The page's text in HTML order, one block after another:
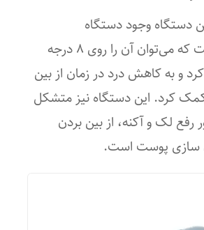
تعداد سری
دستگاه وجود دستگاه
خنک‌کننده آن است که می‌توان آن را روی ۸ درجه
و به کاهش درد در زمان از بین
کرد. این دستگاه نیز متشکل
رفع لک و آکنه، از بین بردن
سازی پوست است.